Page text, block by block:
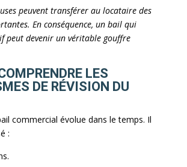
peuvent transférer au locataire des
En conséquence, un bail qui
peut devenir un véritable gouffre
LES
DE RÉVISION DU
commercial évolue dans le temps. Il
: